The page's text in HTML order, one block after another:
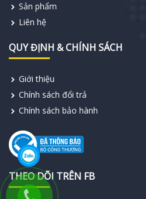
Sản phẩm
Liên hệ
QUY ĐỊNH & CHÍNH SÁCH
Giới thiệu
Chính sách đổi trả
Chính sách bảo hành
THEO DÕI TRÊN FB